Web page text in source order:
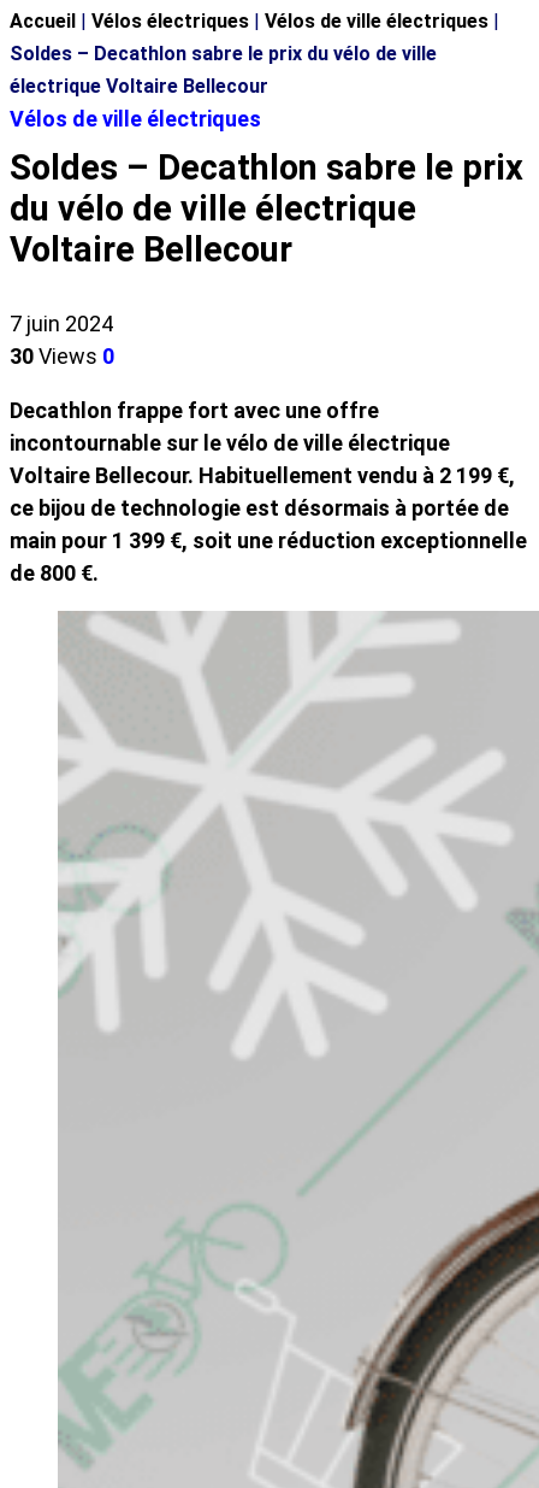
Accueil | Vélos électriques | Vélos de ville électriques |
Soldes – Decathlon sabre le prix du vélo de ville
électrique Voltaire Bellecour
Vélos de ville électriques
Soldes – Decathlon sabre le prix
du vélo de ville électrique
Voltaire Bellecour
7 juin 2024
30Views 0
Decathlon frappe fort avec une offre
incontournable sur le vélo de ville électrique
Voltaire Bellecour. Habituellement vendu à 2 199 €,
ce bijou de technologie est désormais à portée de
main pour 1 399 €, soit une réduction exceptionnelle
de 800 €.